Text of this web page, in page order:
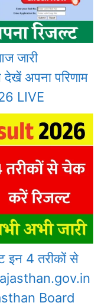
जारी
अपना परिणाम
LIVE
इन 4 तरीकों से
Board